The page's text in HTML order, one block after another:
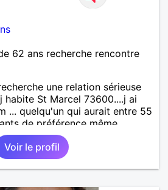
62 ans recherche rencontre
une relation sérieuse
habite St Marcel 73600....j ai
... quelqu'un qui aurait entre 55
de préférence même
garder aucun contact avec
vous correspondez à ma
je vous répondrai...
Voir le profil